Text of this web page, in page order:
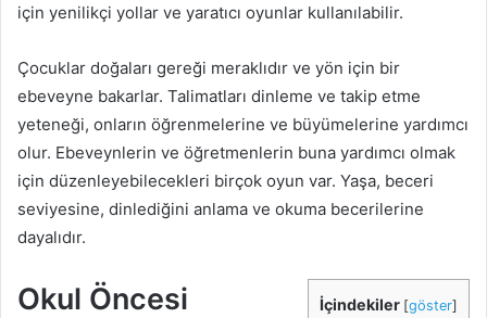
için yenilikçi yollar ve yaratıcı oyunlar kullanılabilir.
Çocuklar doğaları gereği meraklıdır ve yön için bir
ebeveyne bakarlar. Talimatları dinleme ve takip etme
yeteneği, onların öğrenmelerine ve büyümelerine yardımcı
olur. Ebeveynlerin ve öğretmenlerin buna yardımcı olmak
için düzenleyebilecekleri birçok oyun var. Yaşa, beceri
seviyesine, dinlediğini anlama ve okuma becerilerine
dayalıdır.
İçindekiler [göster]
Okul Öncesi